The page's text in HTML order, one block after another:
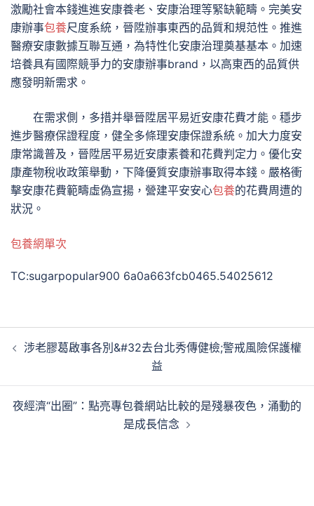
激勵社會本錢進進安康養老、安康治理等緊缺範疇。完美安
康辦事包養尺度系統，晉陞辦事東西的品質和規范性。推進
醫療安康數據互聯互通，為特性化安康治理奠基基本。加速
培養具有國際競爭力的安康辦事brand，以高東西的品質供
應發明新需求。
在需求側，多措并舉晉陞居平易近安康花費才能。穩步
進步醫療保證程度，健全多條理安康保證系統。加大力度安
康常識普及，晉陞居平易近安康素養和花費判定力。優化安
康產物稅收政策舉動，下降優質安康辦事取得本錢。嚴格衝
擊安康花費範疇虛偽宣揚，營建平安安心包養的花費周遭的
狀況。
包養網單次
TC:sugarpopular900 6a0a663fcb0465.54025612
章 涉老膠葛啟事各別&#32去台北秀傳健檢;警戒風險保護權
益
夜經濟“出圈”：點亮專包養網站比較的是殘暴夜色，涌動的
是成長信念